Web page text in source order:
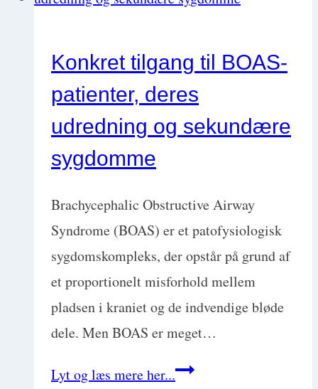
hemmelige
hints
i
dens
Konkret tilgang til BOAS-
patienter, deres
udredning og sekundære
sygdomme
Brachycephalic Obstructive Airway
Syndrome (BOAS) er et patofysiologisk
sygdomskompleks, der opstår på grund af
et proportionelt misforhold mellem
pladsen i kraniet og de indvendige bløde
dele. Men BOAS er meget…
Lyt og læs mere her...Konkret